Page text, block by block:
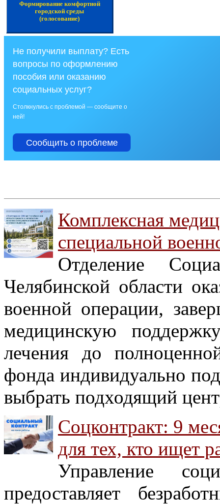
Формирование комфортной
городской среды
(голосование)
Не получили выплату? Есть
вопросы по оформлению
пособия или оказанию
социальных услуг?
Столкнулись с проблемой — сообщите о
ней!
Сообщить о проблеме
Комплексная
специальной
Отделение
Челябинской области
военной операции,
медицинскую
лечения до
фонда индивидуально
выбрать подходящий
Соцконтракт: 9
для тех, кто ищет
Управление
предоставляет